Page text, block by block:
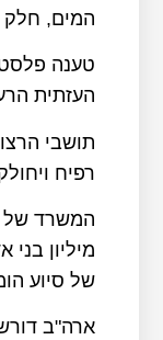
המים, חלק
טענה
העזתית
תושבי
רפיח
מיליון
של סיוע
ארה"ב